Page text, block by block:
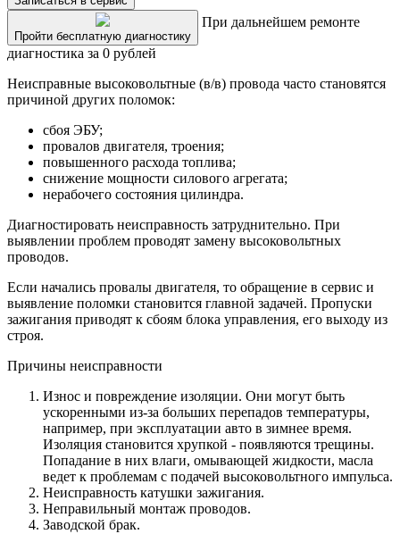
Пройти бесплатную диагностику
При дальнейшем ремонте
диагностика за 0 рублей
Неисправные высоковольтные (в/в) провода часто становятся
причиной других поломок:
сбоя ЭБУ;
провалов двигателя, троения;
повышенного расхода топлива;
снижение мощности силового агрегата;
нерабочего состояния цилиндра.
Диагностировать неисправность затруднительно. При
выявлении проблем проводят замену высоковольтных
проводов.
Если начались провалы двигателя, то обращение в сервис и
выявление поломки становится главной задачей. Пропуски
зажигания приводят к сбоям блока управления, его выходу из
строя.
Причины неисправности
Износ и повреждение изоляции. Они могут быть
ускоренными из-за больших перепадов температуры,
например, при эксплуатации авто в зимнее время.
Изоляция становится хрупкой - появляются трещины.
Попадание в них влаги, омывающей жидкости, масла
ведет к проблемам с подачей высоковольтного импульса.
Неисправность катушки зажигания.
Неправильный монтаж проводов.
Заводской брак.